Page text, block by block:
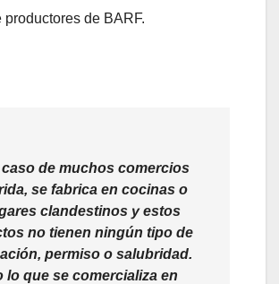
productores de BARF.
caso de muchos comercios
se fabrica en cocinas o
clandestinos y estos
no tienen ningún tipo de
permiso o salubridad.
lo que se comercializa en